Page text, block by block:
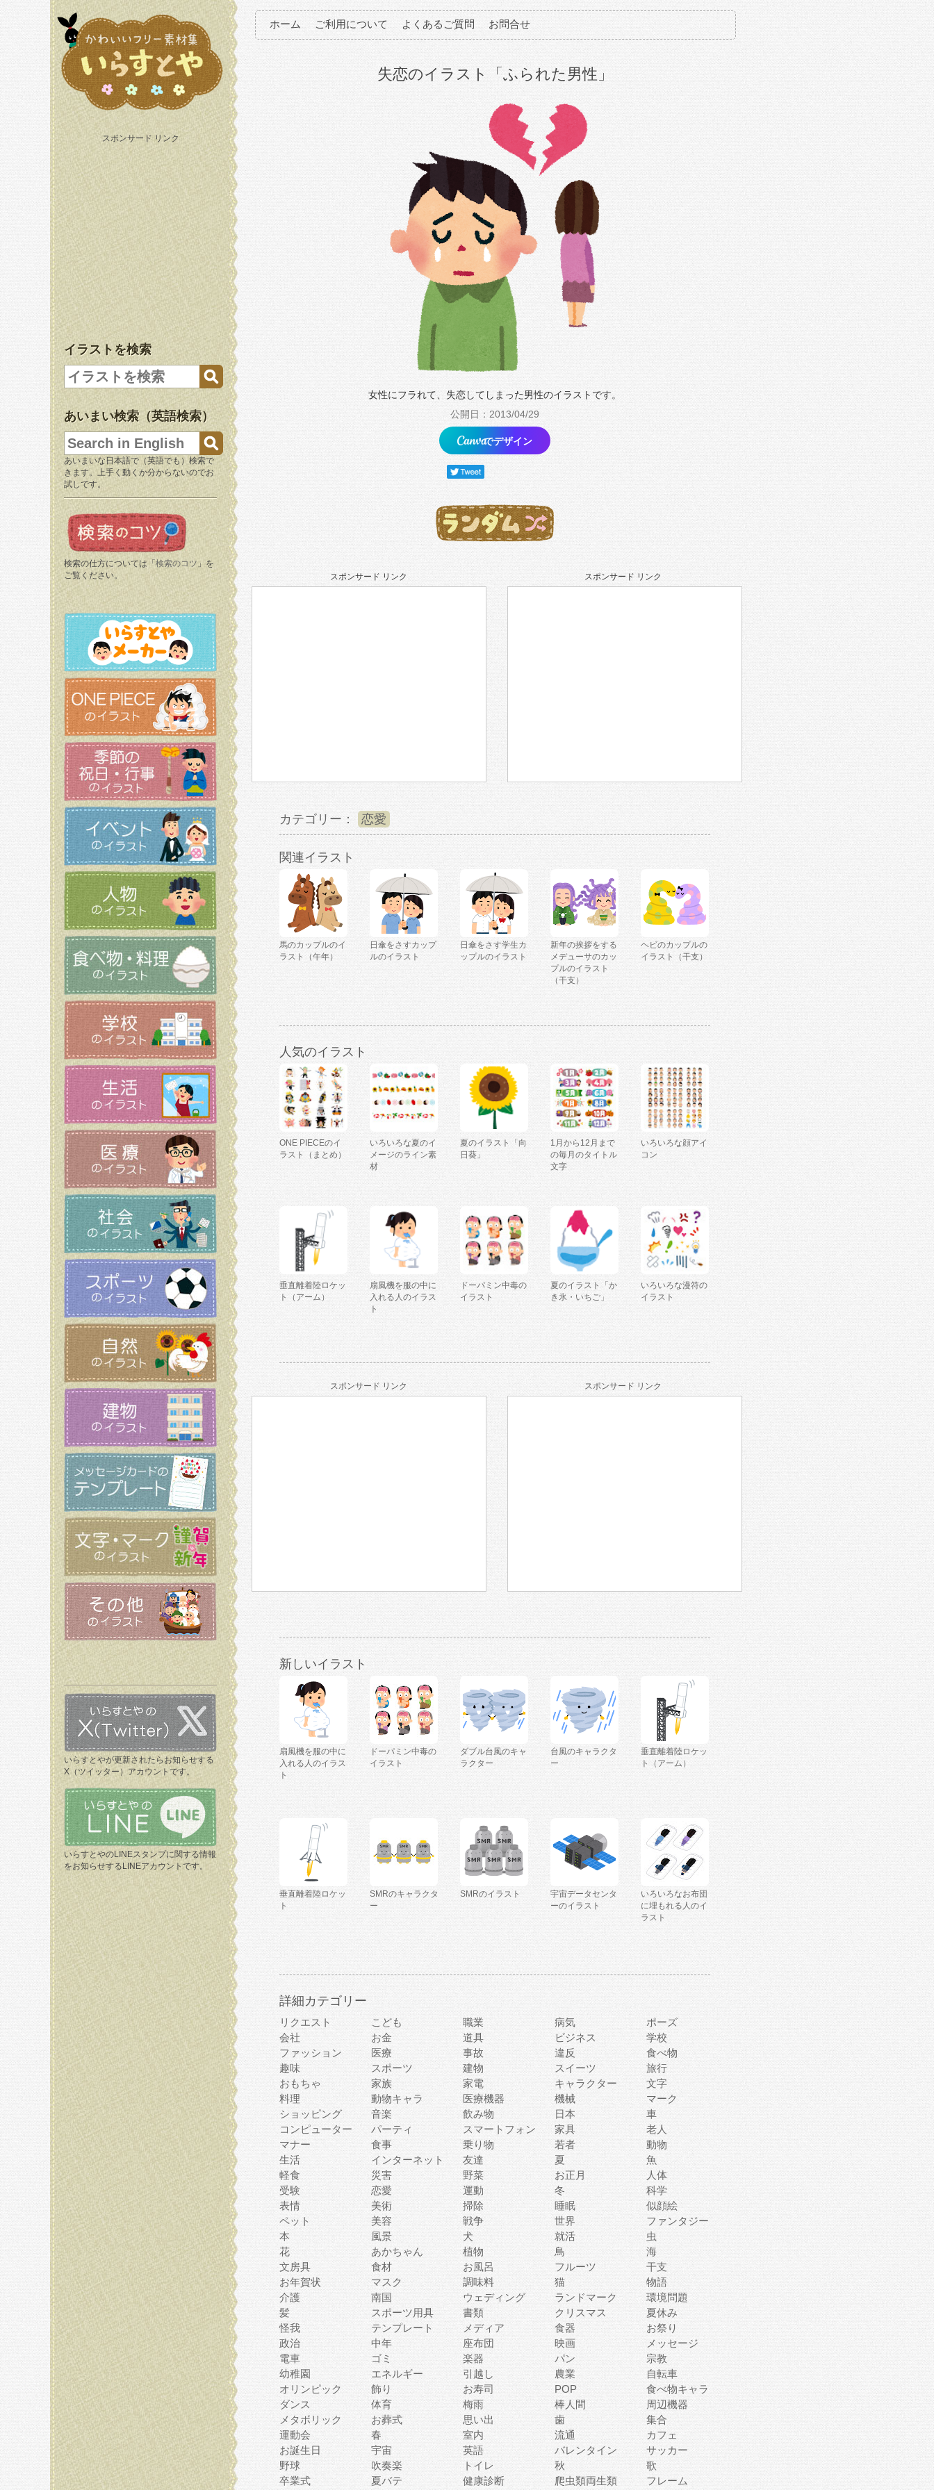
スポンサード リンク
イラストを検索
あいまい検索（英語検索）
あいまいな日本語で（英語でも）検索で
きます。上手く動くか分からないのでお
試しです。
検索の仕方については「 検索のコツ 」を
ご覧ください。
いらすとやが更新されたらお知らせする
X（ツイッター）アカウントです。
いらすとやのLINEスタンプに関する情報
をお知らせするLINEアカウントです。
ホーム ご利用について よくあるご質問 お問合せ
失恋のイラスト「ふられた男性」
女性にフラれて、失恋してしまった男性のイラストです。
公開日：2013/04/29
でデザイン
スポンサード リンク スポンサード リンク
カテゴリー： 恋愛
関連イラスト
馬のカップルのイ
ラスト（午年）
日傘をさすカップ
ルのイラスト
日傘をさす学生カ
ップルのイラスト
新年の挨拶をする
メデューサのカッ
プルのイラスト
（干支）
ヘビのカップルの
イラスト（干支）
人気のイラスト
ONE PIECEのイ
ラスト（まとめ）
いろいろな夏のイ
メージのライン素
材
夏のイラスト「向
日葵」
1月から12月まで
の毎月のタイトル
文字
いろいろな顔アイ
コン
垂直離着陸ロケッ
ト（アーム）
扇風機を服の中に
入れる人のイラス
ト
ドーパミン中毒の
イラスト
夏のイラスト「か
き氷・いちご」
いろいろな漫符の
イラスト
スポンサード リンク スポンサード リンク
新しいイラスト
扇風機を服の中に
入れる人のイラス
ト
ドーパミン中毒の
イラスト
ダブル台風のキャ
ラクター
台風のキャラクタ
ー
垂直離着陸ロケッ
ト（アーム）
垂直離着陸ロケッ
ト
SMRのキャラクタ
ー
SMRのイラスト
宇宙データセンタ
ーのイラスト
いろいろなお布団
に埋もれる人のイ
ラスト
詳細カテゴリー
リクエスト こども 職業 病気
ポーズ
会社
お金 道具 ビジネス
学校
ファッション
医療 事故 違反
食べ物
趣味
スポーツ 建物 スイーツ
旅行
おもちゃ
家族 家電 キャラクター
文字
料理
動物キャラ 医療機器 機械
マーク
ショッピング
音楽 飲み物 日本
車
コンピューター
パーティ スマートフォン 家具
老人
マナー
食事 乗り物 若者
動物
生活
インターネット 友達 夏
魚
軽食
災害 野菜 お正月
人体
受験
恋愛 運動 冬
科学
表情
美術 掃除 睡眠
似顔絵
ペット
美容 戦争 世界
ファンタジー
本
風景 犬 就活
虫
花
あかちゃん 植物 鳥
海
文房具
食材 お風呂 フルーツ
干支
お年賀状
マスク 調味料 猫
物語
介護
南国 ウェディング ランドマーク
環境問題
髪
スポーツ用具 書類 クリスマス
夏休み
怪我
テンプレート メディア 食器
お祭り
政治
中年 座布団 映画
メッセージ
電車
ゴミ 楽器 パン
宗教
幼稚園
エネルギー 引越し 農業
自転車
オリンピック
飾り お寿司 POP
食べ物キャラ
ダンス
体育 梅雨 棒人間
周辺機器
メタボリック
お葬式 思い出 歯
集合
運動会
春 室内 流通
カフェ
お誕生日
宇宙 英語 バレンタイン
サッカー
野球
吹奏楽 トイレ 秋
歌
卒業式
夏バテ 健康診断 爬虫類両生類 フレーム